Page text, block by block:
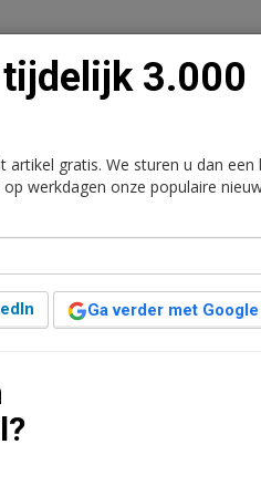
Abonnementen
Arnhem
met circa 500 m²
3.000
artikel gratis. We sturen u dan een
werkdagen onze populaire
Ga verder met Google